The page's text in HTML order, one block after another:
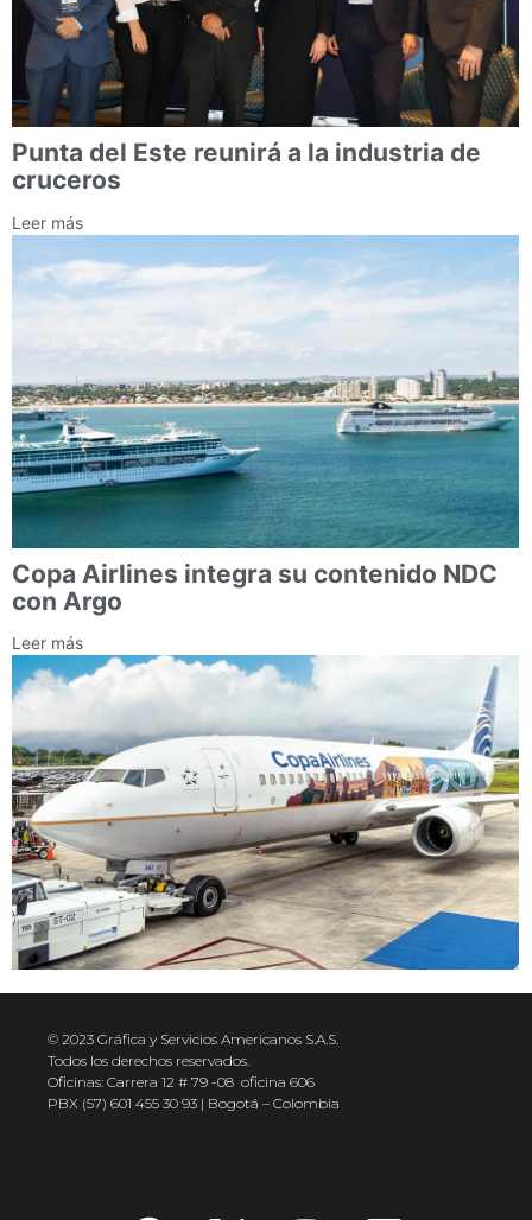
Punta del Este reunirá a la industria de
cruceros
Leer más
Copa Airlines integra su contenido NDC
con Argo
Leer más
© 2023 Gráfica y Servicios Americanos S.A.S.
Todos los derechos reservados.
Oficinas: Carrera 12 # 79 -08 oficina 606
PBX (57) 601 455 30 93 | Bogotá – Colombia